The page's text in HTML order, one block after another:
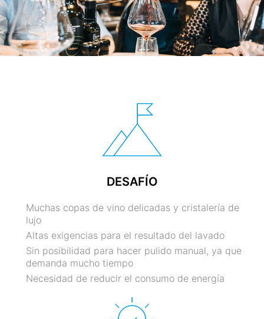
DESAFÍO
Muchas copas de vino delicadas y cristalería de
lujo
Altas exigencias para el resultado del lavado
Sin posibilidad para hacer pulido manual, ya que
demanda mucho tiempo
Necesidad de reducir el consumo de energía